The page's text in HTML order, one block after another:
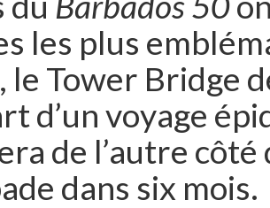
les plus
le Tower Bridge
d’un voyage
de l’autre côté
dans six mois.